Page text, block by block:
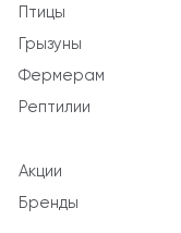
Птицы
Грызуны
Фермерам
Рептилии
Акции
Бренды